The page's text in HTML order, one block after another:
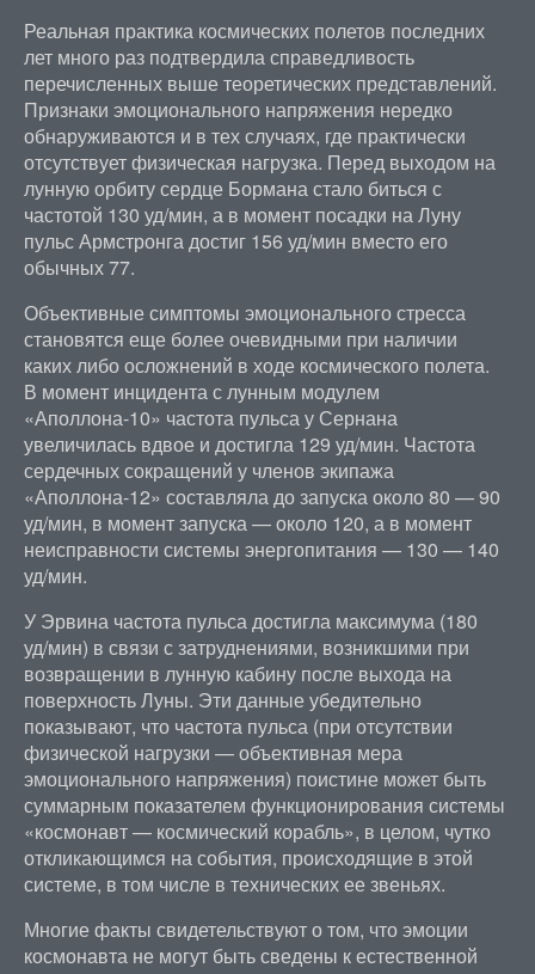
Реальная практика космических полетов последних
лет много раз подтвердила справедливость
перечисленных выше теоретических представлений.
Признаки эмоционального напряжения нередко
обнаруживаются и в тех случаях, где практически
отсутствует физическая нагрузка. Перед выходом на
лунную орбиту сердце Бормана стало биться с
частотой 130 уд/мин, а в момент посадки на Луну
пульс Армстронга достиг 156 уд/мин вместо его
обычных 77.
Объективные симптомы эмоционального стресса
становятся еще более очевидными при наличии
каких либо осложнений в ходе космического полета.
В момент инцидента с лунным модулем
«Аполлона-10» частота пульса у Сернана
увеличилась вдвое и достигла 129 уд/мин. Частота
сердечных сокращений у членов экипажа
«Аполлона-12» составляла до запуска около 80 — 90
уд/мин, в момент запуска — около 120, а в момент
неисправности системы энергопитания — 130 — 140
уд/мин.
У Эрвина частота пульса достигла максимума (180
уд/мин) в связи с затруднениями, возникшими при
возвращении в лунную кабину после выхода на
поверхность Луны. Эти данные убедительно
показывают, что частота пульса (при отсутствии
физической нагрузки — объективная мера
эмоционального напряжения) поистине может быть
суммарным показателем функционирования системы
«космонавт — космический корабль», в целом, чутко
откликающимся на события, происходящие в этой
системе, в том числе в технических ее звеньях.
Многие факты свидетельствуют о том, что эмоции
космонавта не могут быть сведены к естественной